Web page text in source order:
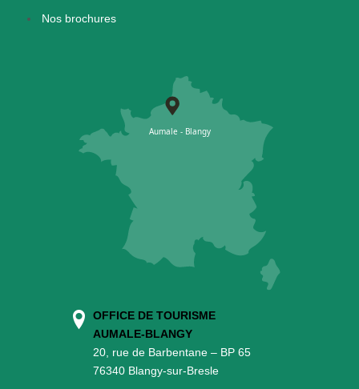
Nos brochures
OFFICE DE TOURISME
AUMALE-BLANGY
20, rue de Barbentane – BP 65
76340 Blangy-sur-Bresle